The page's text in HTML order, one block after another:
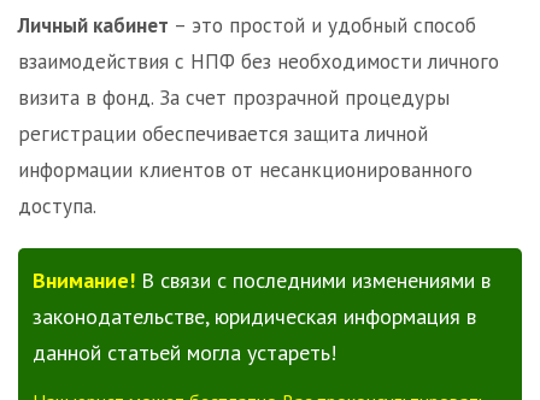
Личный кабинет – это простой и удобный способ
взаимодействия с НПФ без необходимости личного
визита в фонд. За счет прозрачной процедуры
регистрации обеспечивается защита личной
информации клиентов от несанкционированного
доступа.
Внимание! В связи с последними изменениями в
законодательстве, юридическая информация в
данной статьей могла устареть!